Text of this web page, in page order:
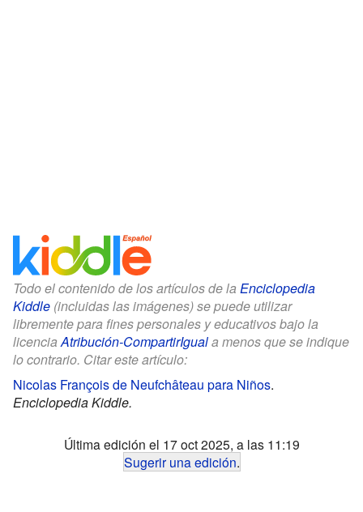
Todo el contenido de los artículos de la Enciclopedia
Kiddle (incluidas las imágenes) se puede utilizar
libremente para fines personales y educativos bajo la
licencia Atribución-CompartirIguala menos que se indique
lo contrario. Citar este artículo:
Nicolas François de Neufchâteau para Niños.
Enciclopedia Kiddle.
Última edición el 17 oct 2025, a las 11:19
Sugerir una edición.